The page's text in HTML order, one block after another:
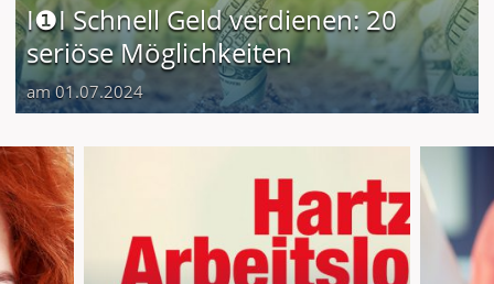
I❶I Schnell Geld verdienen: 20
seriöse Möglichkeiten
am 01.07.2024